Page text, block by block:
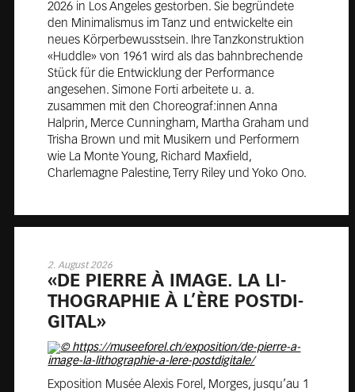
2026 in Los Angeles gestorben. Sie begründete
den Minimalismus im Tanz und entwickelte ein
neues Körperbewusstsein. Ihre Tanzkonstruktion
«Huddle» von 1961 wird als das bahnbrechende
Stück für die Entwicklung der Performance
angesehen. Simone Forti arbeitete u. a.
zusammen mit den Choreograf:innen Anna
Halprin, Merce Cunningham, Martha Graham und
Trisha Brown und mit Musikern und Performern
wie La Monte Young, Richard Maxfield,
Charlemagne Palestine, Terry Riley und Yoko Ono.
2. August 2026
«DE PIERRE À IMAGE. LA LI­
THO­GRA­PHIE À L’ÈRE POST­DI­
GI­TAL»
Exposition Musée Alexis Forel, Morges, jusqu’au 1